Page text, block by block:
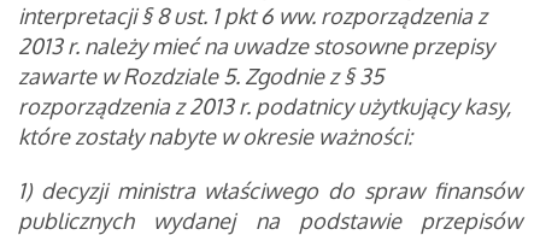
interpretacji § 8 ust. 1 pkt 6 ww. rozporządzenia z
2013 r. należy mieć na uwadze stosowne przepisy
zawarte w Rozdziale 5. Zgodnie z § 35
rozporządzenia z 2013 r. podatnicy użytkujący kasy,
które zostały nabyte w okresie ważności:
1) decyzji ministra właściwego do spraw finansów
publicznych wydanej na podstawie przepisów